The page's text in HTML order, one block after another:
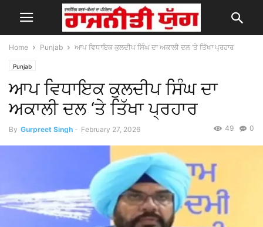
Home Punjab ਆਪ ਵਿਧਾਇਕ ਕੁਲਦੀਪ ਸਿੰਘ ਦਾ ਅਕਾਲੀ ਦਲ ‘ਤੇ ਤਿੱਖਾ ਪ੍ਰਹਾਰ
Punjab
ਆਪ ਵਿਧਾਇਕ ਕੁਲਦੀਪ ਸਿੰਘ ਦਾ
ਅਕਾਲੀ ਦਲ ‘ਤੇ ਤਿੱਖਾ ਪ੍ਰਹਾਰ
By Gurpreet Singh - February 27, 2026 0
49